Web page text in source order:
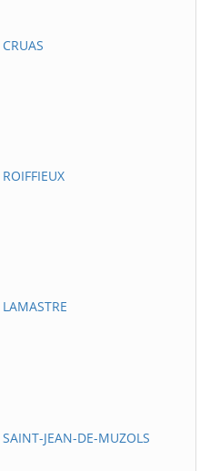
JEAN-DE-MUZOLS